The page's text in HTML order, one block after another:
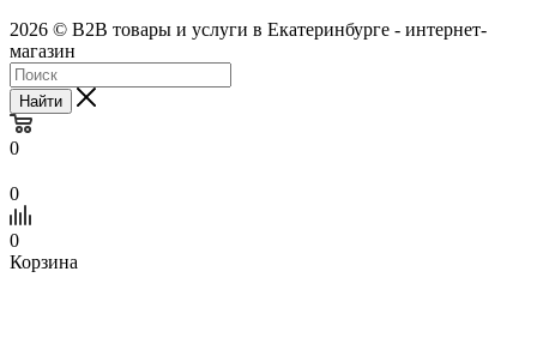
2026 © B2B товары и услуги в Екатеринбурге - интернет-
магазин
Найти
0
0
0
Корзина